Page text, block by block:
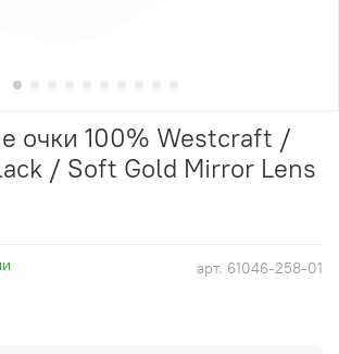
арт. 61046-258-01
очки 100% Westcraft /
/ Soft Gold Mirror Lens